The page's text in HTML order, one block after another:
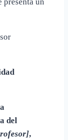
presenta un
del
,